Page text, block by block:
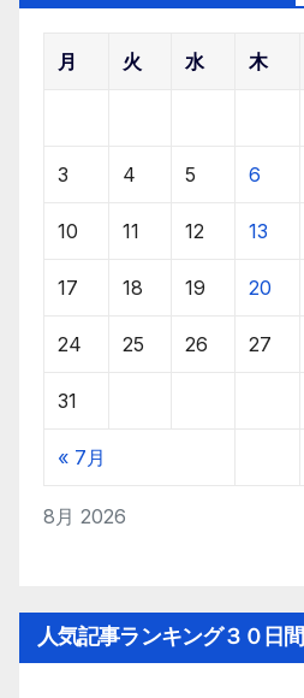
8月 2026
月 火 水 木
3 4 5 6
10 11 12 13
17 18 19 20
24 25 26 27
31
« 7月
人気記事ランキング３０日間